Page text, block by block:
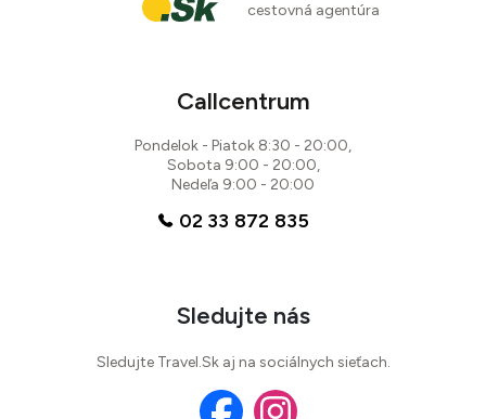
cestovná agentúra
Callcentrum
Pondelok - Piatok 8:30 - 20:00,
Sobota 9:00 - 20:00,
Nedeľa 9:00 - 20:00
02 33 872 835
Sledujte nás
Sledujte Travel.Sk aj na sociálnych sieťach.